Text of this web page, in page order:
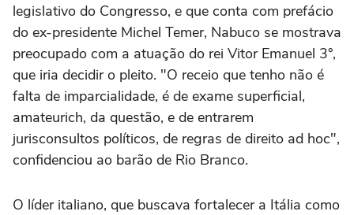
legislativo do Congresso, e que conta com prefácio
do ex-presidente Michel Temer, Nabuco se mostrava
preocupado com a atuação do rei Vitor Emanuel 3°,
que iria decidir o pleito. "O receio que tenho não é
falta de imparcialidade, é de exame superficial,
amateurich, da questão, e de entrarem
jurisconsultos políticos, de regras de direito ad hoc",
confidenciou ao barão de Rio Branco.
O líder italiano, que buscava fortalecer a Itália como